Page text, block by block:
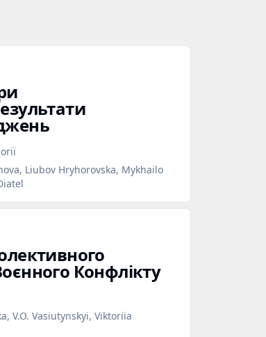
Liubov Hryhorovska, Mykhailo
Конфлікту
V.O. Vasiutynskyi, Viktoriia